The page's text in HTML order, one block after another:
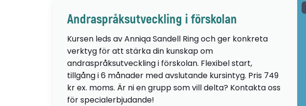
Andraspråksutveckling i förskolan
Kursen leds av Anniqa Sandell Ring och ger konkreta
verktyg för att stärka din kunskap om
andraspråksutveckling i förskolan. Flexibel start,
tillgång i 6 månader med avslutande kursintyg. Pris 749
kr ex. moms. Är ni en grupp som vill delta? Kontakta oss
för specialerbjudande!